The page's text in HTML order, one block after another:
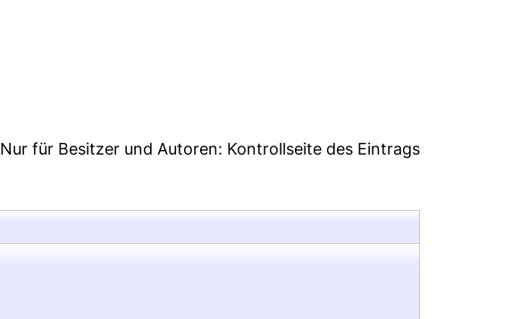
Nur für Besitzer und Autoren: Kontrollseite des Eintrags